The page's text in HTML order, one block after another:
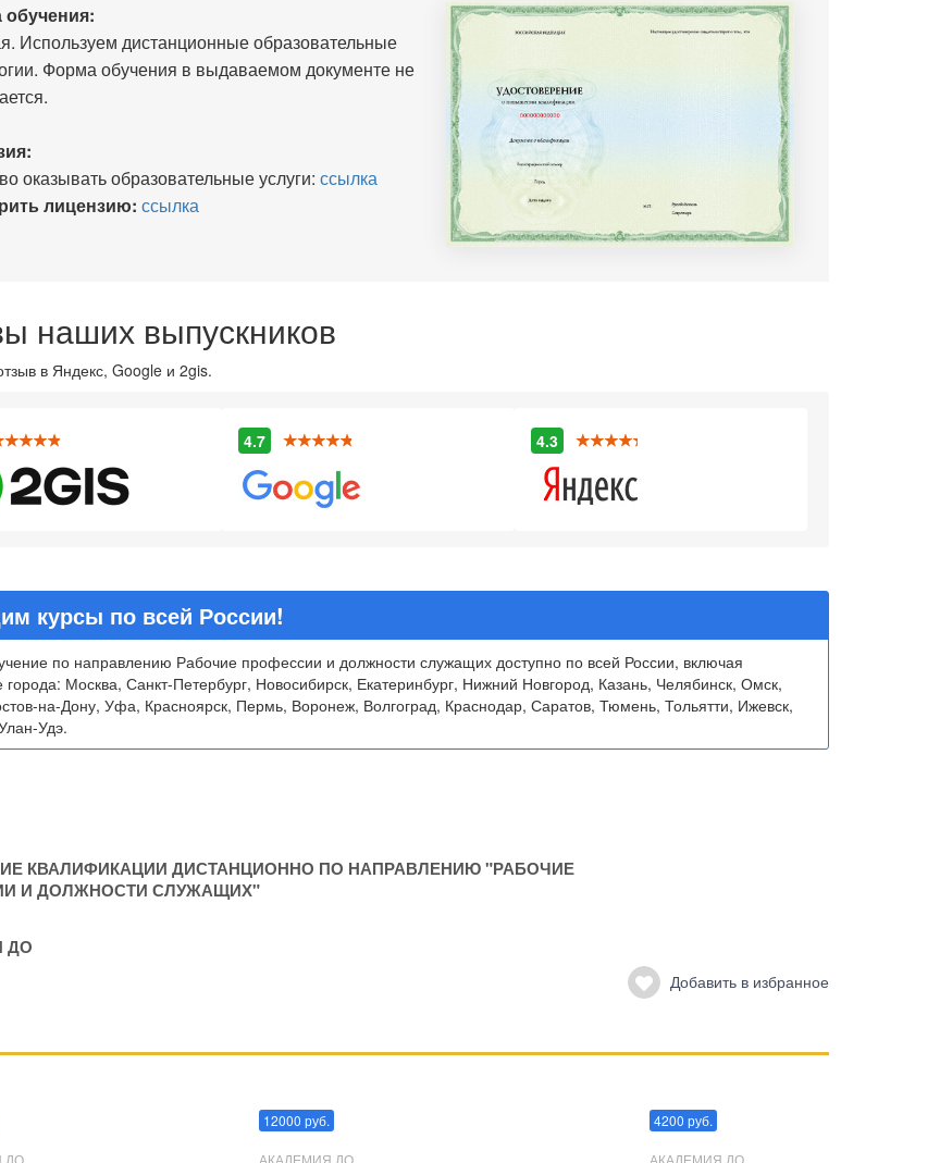
Используем дистанционные образовательные
Форма обучения в выдаваемом документе не
оказывать образовательные услуги: ссылка
лицензию: ссылка
наших выпускников
в Яндекс, Google и 2gis.
4.7 4.3
курсы по всей России!
по направлению Рабочие профессии и должности служащих доступно по всей России, включая
Москва, Санкт-Петербург, Новосибирск, Екатеринбург, Нижний Новгород, Казань, Челябинск, Омск,
на-Дону, Уфа, Красноярск, Пермь, Воронеж, Волгоград, Краснодар, Саратов, Тюмень, Тольятти, Ижевск,
Удэ.
КВАЛИФИКАЦИИ ДИСТАНЦИОННО ПО НАПРАВЛЕНИЮ "РАБОЧИЕ
И ДОЛЖНОСТИ СЛУЖАЩИХ"
ДО
Добавить в избранное
12000 руб. 4200 руб.